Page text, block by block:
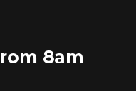
8am